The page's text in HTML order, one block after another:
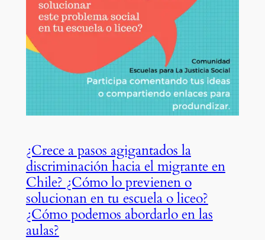
¿Crece a pasos agigantados la
discriminación hacia el migrante en
Chile? ¿Cómo lo previenen o
solucionan en tu escuela o liceo?
¿Cómo podemos abordarlo en las
aulas?